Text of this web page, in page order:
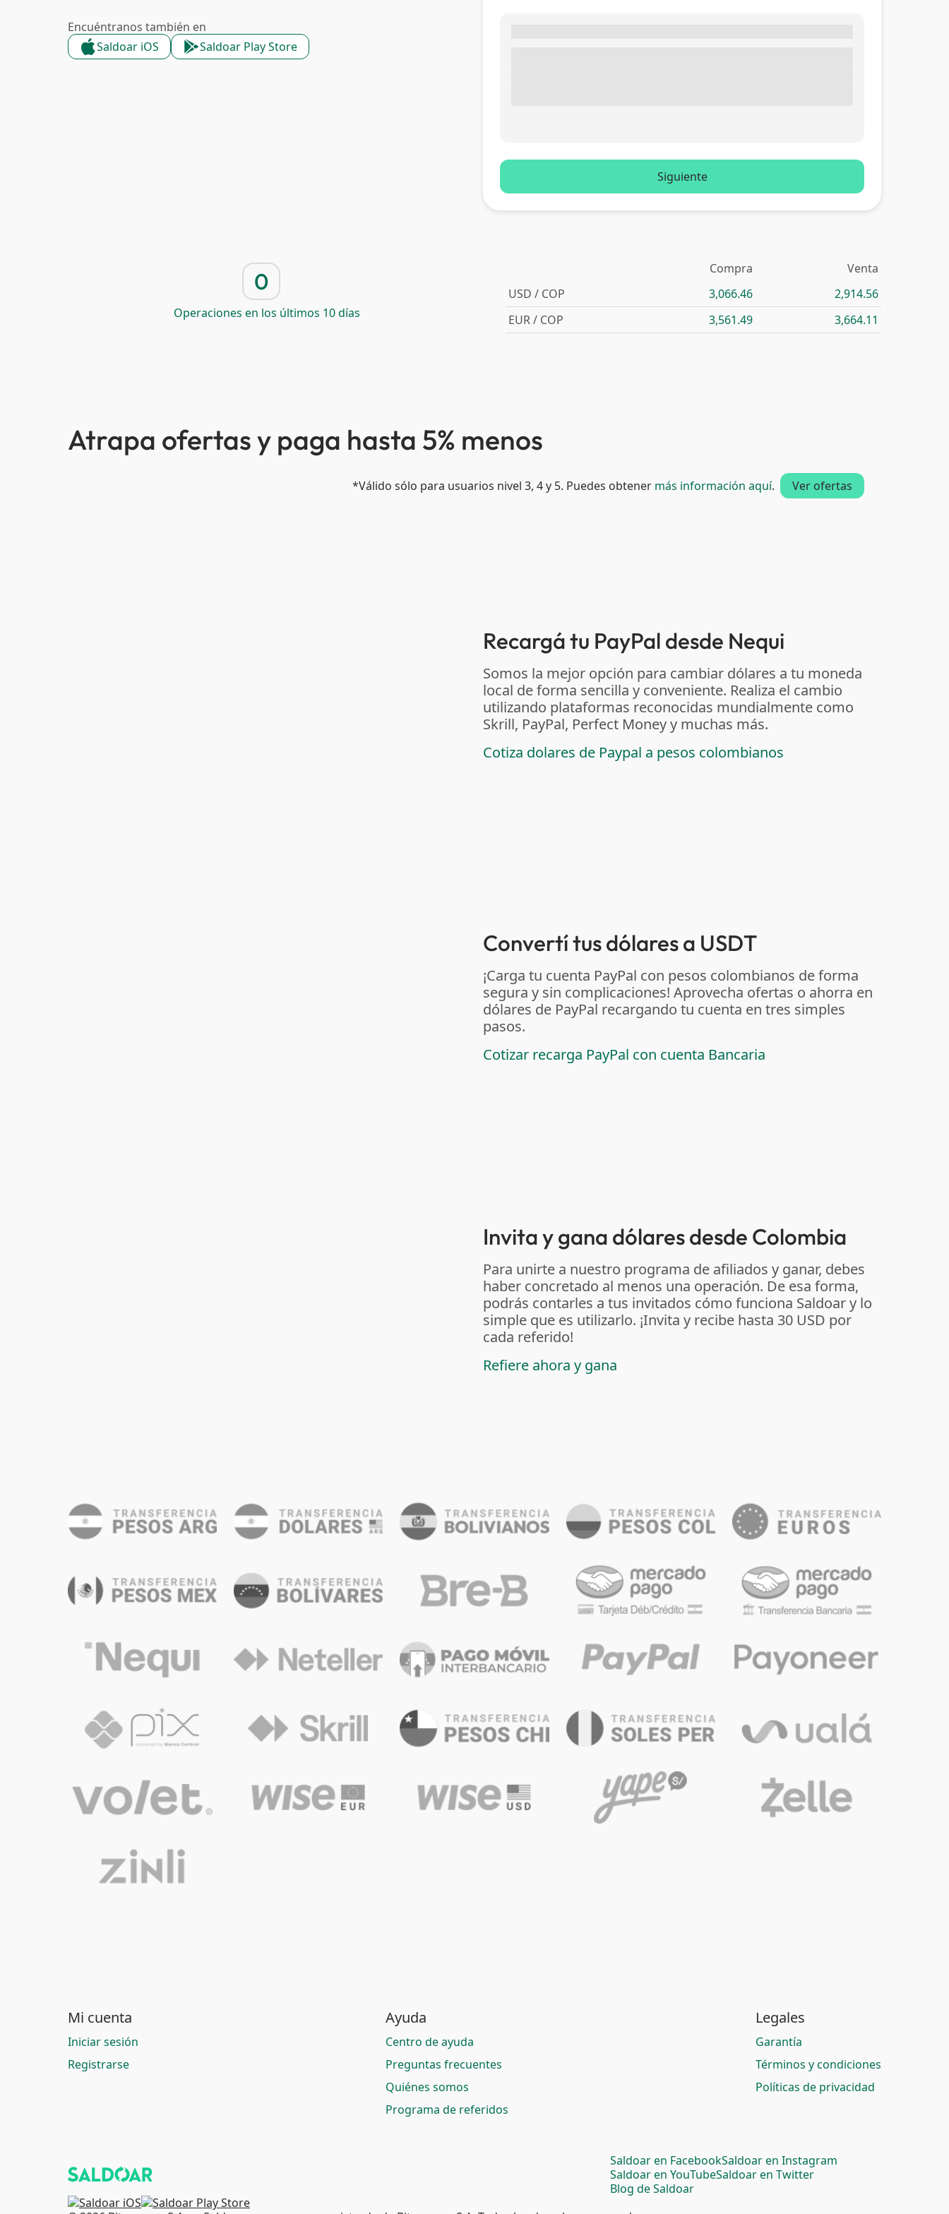
Encuéntranos también en
Saldoar iOS
Saldoar Play Store
Siguiente
0
Operaciones en los últimos 10 días
Compra
Venta
USD / COP
3,066.46
2,914.56
EUR / COP
3,561.49 3,664.11
Atrapa ofertas y paga hasta 5% menos
*Válido sólo para usuarios nivel 3, 4 y 5. Puedes obtener más información aquí. Ver ofertas
Recargá tu PayPal desde Nequi
Somos la mejor opción para cambiar dólares a tu moneda
local de forma sencilla y conveniente. Realiza el cambio
utilizando plataformas reconocidas mundialmente como
Skrill, PayPal, Perfect Money y muchas más.
Cotiza dolares de Paypal a pesos colombianos
Convertí tus dólares a USDT
¡Carga tu cuenta PayPal con pesos colombianos de forma
segura y sin complicaciones! Aprovecha ofertas o ahorra en
dólares de PayPal recargando tu cuenta en tres simples
pasos.
Cotizar recarga PayPal con cuenta Bancaria
Invita y gana dólares desde Colombia
Para unirte a nuestro programa de afiliados y ganar, debes
haber concretado al menos una operación. De esa forma,
podrás contarles a tus invitados cómo funciona Saldoar y lo
simple que es utilizarlo. ¡Invita y recibe hasta 30 USD por
cada referido!
Refiere ahora y gana
Mi cuenta
Iniciar sesión
Registrarse
Ayuda
Centro de ayuda
Preguntas frecuentes
Quiénes somos
Programa de referidos
Legales
Garantía
Términos y condiciones
Políticas de privacidad
Saldoar en FacebookSaldoar en Instagram
Saldoar en YouTubeSaldoar en Twitter
Blog de Saldoar